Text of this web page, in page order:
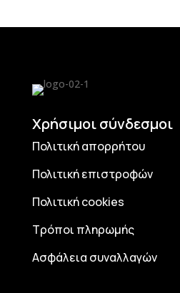
Χρήσιμοι σύνδεσμοι
Πολιτική απορρήτου
Πολιτική επιστροφών
Πολιτική cookies
Τρόποι πληρωμής
Ασφάλεια συναλλαγών